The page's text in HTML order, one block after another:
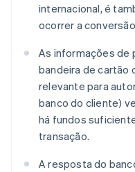
internacional, é
ocorrer a
As informações de
bandeira de cartão
relevante para
banco do cliente)
há fundos
transação.
A resposta do